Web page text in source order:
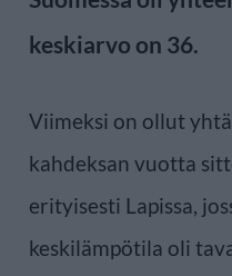
keskiarvo on 36.
Viimeksi on ollut
kahdeksan vuotta
erityisesti Lapissa,
keskilämpötila oli